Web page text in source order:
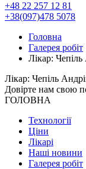
+48 22 257 12 81
+38(097)478 5078
Головна
Галерея робіт
Лікар:
Лікар: Чепіль
Довірте нам свою
ГОЛОВНА
Технології
Ціни
Лікарі
Наші новини
Галерея робіт